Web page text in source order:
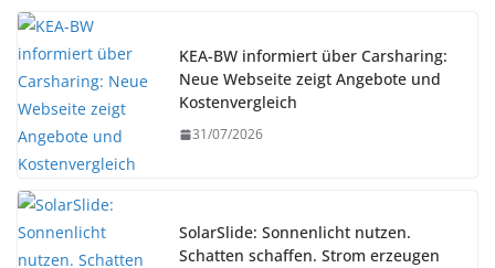
KEA-BW informiert über Carsharing:
Neue Webseite zeigt Angebote und
Kostenvergleich
31/07/2026
SolarSlide: Sonnenlicht nutzen.
Schatten schaffen. Strom erzeugen